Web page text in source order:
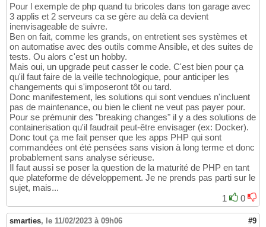
Pour l exemple de php quand tu bricoles dans ton garage avec
3 applis et 2 serveurs ca se gère au delà ca devient
inenvisageable de suivre.
Ben on fait, comme les grands, on entretient ses systèmes et
on automatise avec des outils comme Ansible, et des suites de
tests. Ou alors c'est un hobby.
Mais oui, un upgrade peut casser le code. C'est bien pour ça
qu'il faut faire de la veille technologique, pour anticiper les
changements qui s'imposeront tôt ou tard.
Donc manifestement, les solutions qui sont vendues n'incluent
pas de maintenance, ou bien le client ne veut pas payer pour.
Pour se prémunir des "breaking changes" il y a des solutions de
containerisation qu'il faudrait peut-être envisager (ex: Docker).
Donc tout ça me fait penser que les apps PHP qui sont
commandées ont été pensées sans vision à long terme et donc
probablement sans analyse sérieuse.
Il faut aussi se poser la question de la maturité de PHP en tant
que plateforme de développement. Je ne prends pas parti sur le
sujet, mais...
1
0
smarties, le 11/02/2023 à 09h06 #9